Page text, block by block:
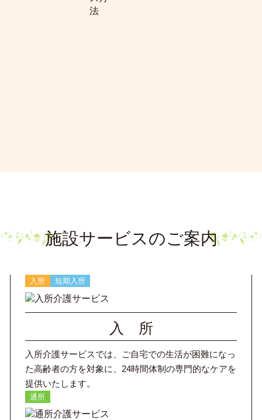
施設サービスのご案内
入所 短期入所
入 所
入所介護サービスでは、ご自宅での生活が困難になっ
た高齢者の方を対象に、24時間体制の専門的なケアを
提供いたします。
通所